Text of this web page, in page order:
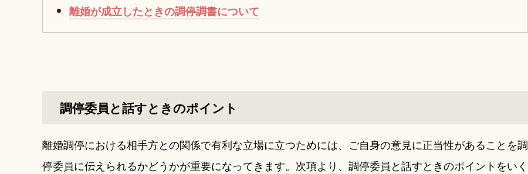
離婚が成立したときの調停調書について
調停委員と話すときのポイント
離婚調停における相手方との関係で有利な立場に立つためには、ご自身の意見に正当性があることを調
停委員に伝えられるかどうかが重要になってきます。次項より、調停委員と話すときのポイントをいく